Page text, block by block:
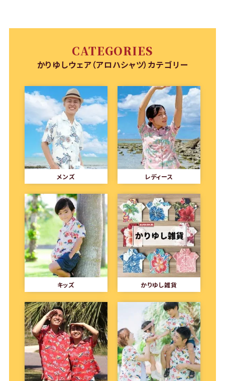
CATEGORIES
かりゆしウェア（アロハシャツ）カテゴリー
メンズ レディース
キッズ かりゆし雑貨